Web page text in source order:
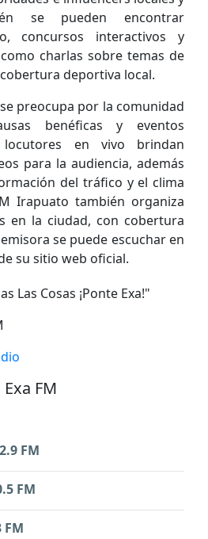
se pueden encontrar
concursos interactivos y
charlas sobre temas de
deportiva local.
preocupa por la comunidad
benéficas y eventos
locutores en vivo brindan
para la audiencia, además
del tráfico y el clima
Irapuato también organiza
en la ciudad, con cobertura
se puede escuchar en
su sitio web oficial.
Las Cosas ¡Ponte Exa!"
FM
FM
FM
FM